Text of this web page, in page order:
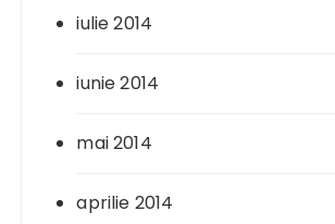
iulie 2014
iunie 2014
mai 2014
aprilie 2014